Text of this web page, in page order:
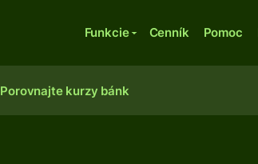
Funkcie Cenník Pomoc
Porovnajte kurzy bánk